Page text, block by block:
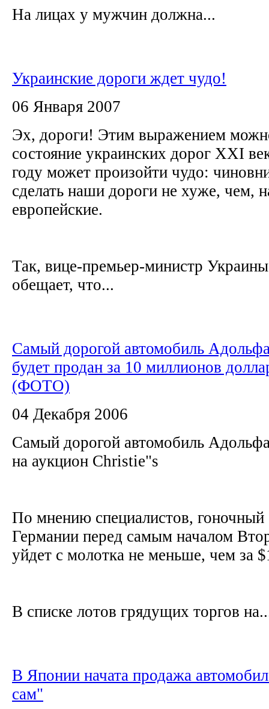
На лицах у мужчин должна...
Украинские дороги ждет чудо!
06 Января 2007
Эх, дороги! Этим выражением
состояние украинских дорог XXI
году может произойти чудо:
сделать наши дороги не хуже, чем,
европейские.
Так, вице-премьер-министр
обещает, что...
Самый дорогой автомобиль
будет продан за 10 миллионов
(ФОТО)
04 Декабря 2006
Самый дорогой автомобиль
на аукцион Christie"s
По мнению специалистов,
Германии перед самым началом
уйдет с молотка не меньше, чем за
В списке лотов грядущих торгов
В Японии начата продажа
сам"